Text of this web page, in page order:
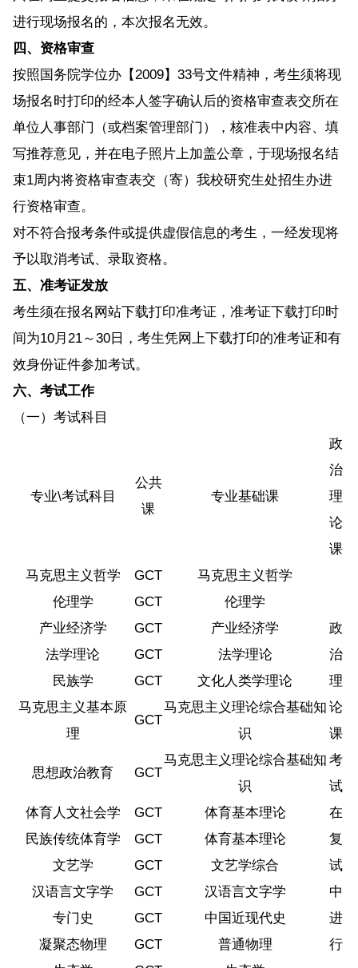
进行现场报名的，本次报名无效。
四、资格审查
按照国务院学位办【2009】33号文件精神，考生须将现
场报名时打印的经本人签字确认后的资格审查表交所在
单位人事部门（或档案管理部门），核准表中内容、填
写推荐意见，并在电子照片上加盖公章，于现场报名结
束1周内将资格审查表交（寄）我校研究生处招生办进
行资格审查。
对不符合报考条件或提供虚假信息的考生，一经发现将
予以取消考试、录取资格。
五、准考证发放
考生须在报名网站下载打印准考证，准考证下载打印时
间为10月21～30日，考生凭网上下载打印的准考证和有
效身份证件参加考试。
六、考试工作
（一）考试科目
专业\考试科目
公共
课
专业基础课
政
治
理
论
课
马克思主义哲学
GCT 马克思主义哲学
政
治
理
论
课
考
试
在
复
试
中
进
行
伦理学 GCT
伦理学
产业经济学
GCT
产业经济学
法学理论
GCT
法学理论
民族学
GCT
文化人类学理论
马克思主义基本原
理
GCT
马克思主义理论综合基础知
识
思想政治教育 GCT
马克思主义理论综合基础知
识
体育人文社会学
GCT
体育基本理论
民族传统体育学
GCT
体育基本理论
文艺学
GCT
文艺学综合
汉语言文字学
GCT
汉语言文字学
专门史
GCT
中国近现代史
凝聚态物理
GCT
普通物理